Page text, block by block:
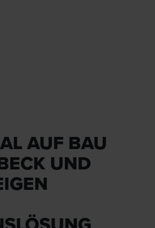
AUF BAU
UND